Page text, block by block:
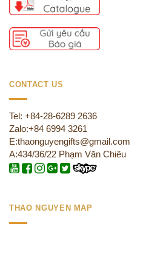
CONTACT US
Tel: +84-28-6289 2636
Zalo:+84 6994 3261
E:thaonguyengifts@gmail.com
A:434/36/22 Phạm Văn Chiêu
THAO NGUYEN MAP